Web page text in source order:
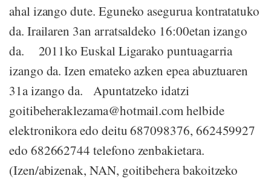
ahal izango dute. Eguneko asegurua kontratatuko
da. Irailaren 3an arratsaldeko 16:00etan izango
da. 2011ko Euskal Ligarako puntuagarria
izango da. Izen emateko azken epea abuztuaren
31a izango da. Apuntatzeko idatzi
goitibeheraklezama@hotmail.com helbide
elektronikora edo deitu 687098376, 662459927
edo 682662744 telefono zenbakietara.
(Izen/abizenak, NAN, goitibehera bakoitzeko